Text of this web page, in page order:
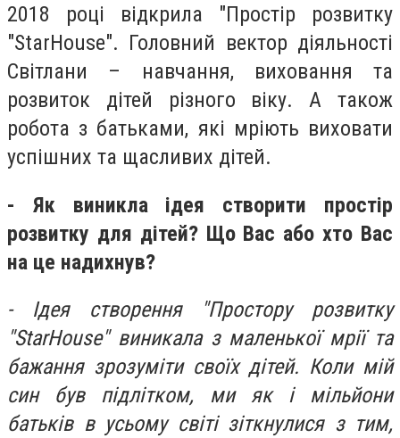
2018 році відкрила "Простір розвитку
"StarHouse". Головний вектор діяльності
Світлани – навчання, виховання та
розвиток дітей різного віку. А також
робота з батьками, які мріють виховати
успішних та щасливих дітей.
- Як виникла ідея створити простір
розвитку для дітей? Що Вас або хто Вас
на це надихнув?
- Ідея створення "Простору розвитку
"StarHouse" виникала з маленької мрії та
бажання зрозуміти своїх дітей. Коли мій
син був підлітком, ми як і мільйони
батьків в усьому світі зіткнулися з тим,